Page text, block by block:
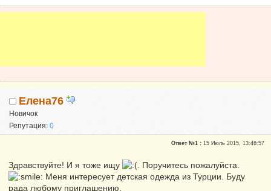
Елена76
Новичок
Репутация:0
Ответ №1 :15 Июль 2015, 13:46:57
Здравствуйте! И я тоже ищу
. Поручитесь пожалуйста.
Меня интересует детская одежда из Турции. Буду
рада любому приглашению.